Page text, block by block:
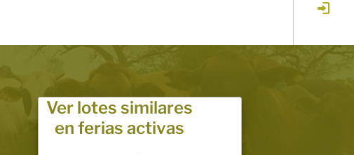
Ver lotes similares
en ferias activas